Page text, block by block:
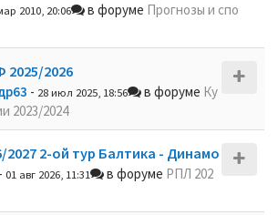
2010, 20:06 в форуме Прогнозы и спо
2025/2026
- 28 июл 2025, 18:56 в форуме Ку
2023/2024
2027 2-ой тур Балтика - Динамо
- 01 авг 2026, 11:31 в форуме РПЛ 202